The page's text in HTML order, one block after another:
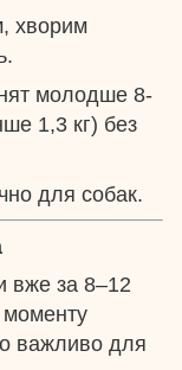
хворим
молодше 8-
1,3 кг) без
для собак.
вже за 8–12
моменту
важливо для